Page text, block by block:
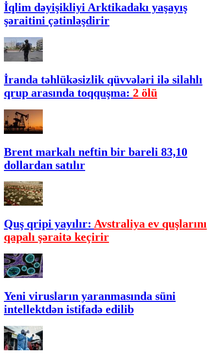
İqlim dəyişikliyi Arktikadakı yaşayış
şəraitini çətinləşdirir
İranda təhlükəsizlik qüvvələri ilə silahlı
qrup arasında toqquşma: 2 ölü
Brent markalı neftin bir bareli 83,10
dollardan satılır
Quş qripi yayılır: Avstraliya ev quşlarını
qapalı şəraitə keçirir
Yeni virusların yaranmasında süni
intellektdən istifadə edilib